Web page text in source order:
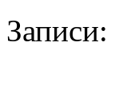
Записи: